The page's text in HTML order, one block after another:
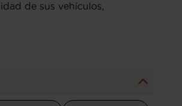
de sus vehículos,